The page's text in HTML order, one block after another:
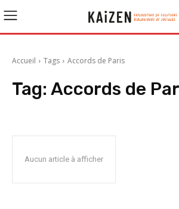
Accueil Tags Accords de Paris
Tag: Accords de
Aucun article à afficher